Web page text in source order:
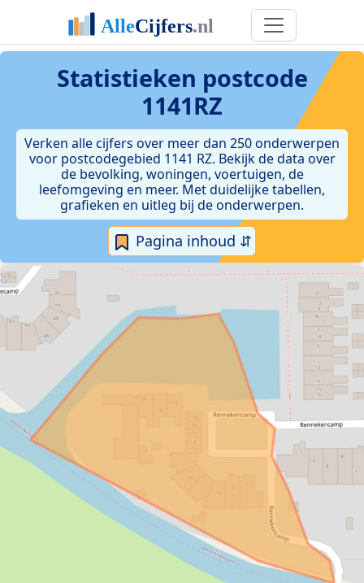
Statistieken postcode
1141RZ
Verken alle cijfers over meer dan 250 onderwerpen
voor postcodegebied 1141 RZ. Bekijk de data over
de bevolking, woningen, voertuigen, de
leefomgeving en meer. Met duidelijke tabellen,
grafieken en uitleg bij de onderwerpen.
Pagina inhoud ⇵